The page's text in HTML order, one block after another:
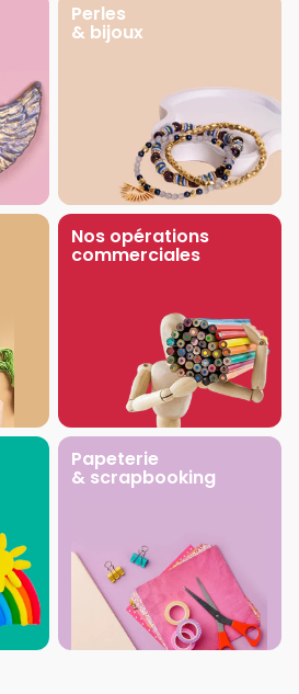
Perles
& bijoux
Nos opérations
commerciales
Papeterie
& scrapbooking